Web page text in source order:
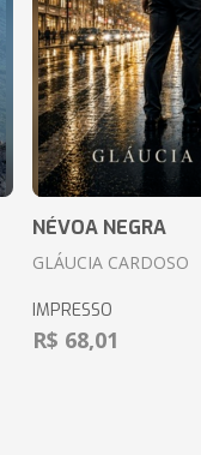
NÉVOA NEGRA
GLÁUCIA CARDOSO
IMPRESSO
R$ 68,01